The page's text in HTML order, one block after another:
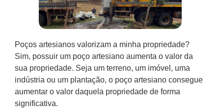
Poços artesianos valorizam a minha propriedade?
Sim, possuir um poço artesiano aumenta o valor da
sua propriedade. Seja um terreno, um imóvel, uma
indústria ou um plantação, o poço artesiano consegue
aumentar o valor daquela propriedade de forma
significativa.